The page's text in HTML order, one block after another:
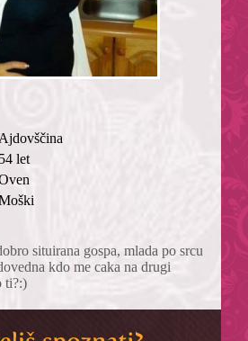
Ajdovščina
54 let
situirana gospa, mlada po srcu
kdo me caka na drugi
ti?:)